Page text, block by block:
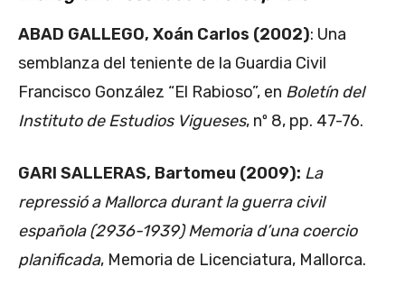
ABAD GALLEGO, Xoán Carlos (2002): Una
semblanza del teniente de la Guardia Civil
Francisco González “El Rabioso”, en Boletín del
Instituto de Estudios Vigueses, nº 8, pp. 47-76.
GARI SALLERAS, Bartomeu (2009): La
repressió a Mallorca durant la guerra civil
española (2936-1939) Memoria d’una coercio
planificada, Memoria de Licenciatura, Mallorca.